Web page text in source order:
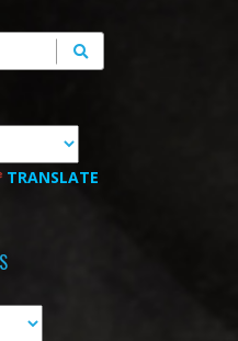
TRANSLATE